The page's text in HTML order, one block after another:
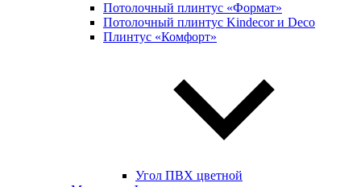
Потолочный плинтус «Формат»
Потолочный плинтус Kindecor и Deco
Плинтус «Комфорт»
Угол ПВХ цветной